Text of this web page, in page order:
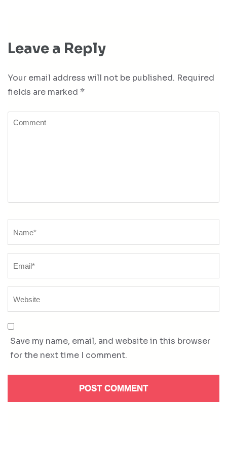
Leave a Reply
Your email address will not be published. Required
fields are marked *
Comment
Save my name, email, and website in this browser
for the next time I comment.